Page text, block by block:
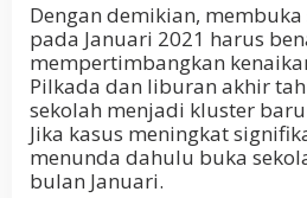
Dengan demikian,
pada Januari 2021 harus
mempertimbangkan
Pilkada dan liburan akhir
sekolah menjadi kluster
Jika kasus meningkat
menunda dahulu buka
bulan Januari.